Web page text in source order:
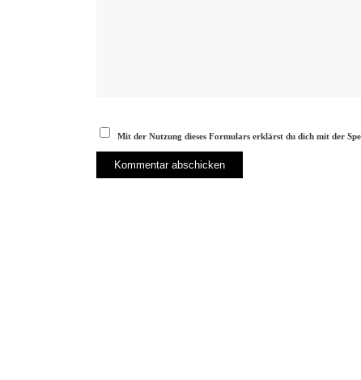
Mit der Nutzung dieses Formulars erklärst du dich mit der